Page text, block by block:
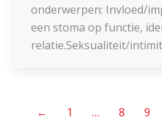
onderwerpen: Invloed/
een stoma op functie,
relatie.Seksualiteit/
← 1 … 8 9